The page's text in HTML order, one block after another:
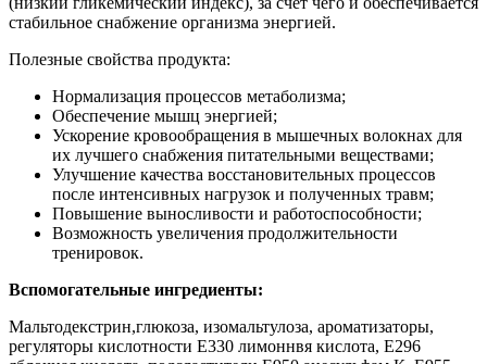
стабильное снабжение организма энергией.
Полезные свойства продукта:
Нормализация процессов метаболизма;
Обеспечение мышц энергией;
Ускорение кровообращения в мышечных волокнах для
их лучшего снабжения питательными веществами;
Улучшение качества восстановительных процессов
после интенсивных нагрузок и полученных травм;
Повышение выносливости и работоспособности;
Возможность увеличения продолжительности
тренировок.
Вспомогательные ингредиенты:
Мальтодекстрин,глюкоза, изомальтулоза, ароматизаторы,
регуляторы кислотности Е330 лимоннвя кислота, Е296